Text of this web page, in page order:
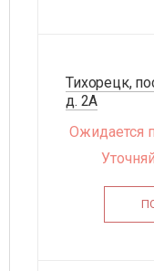
Тихорецк,
д. 2А
Ожидается